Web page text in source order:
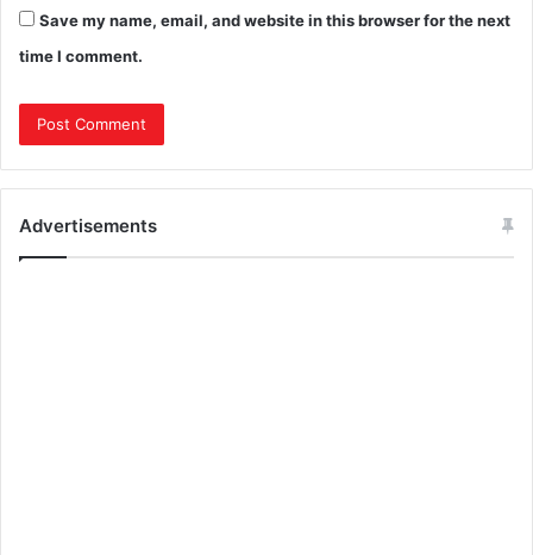
Save my name, email, and website in this browser for the next
time I comment.
Advertisements